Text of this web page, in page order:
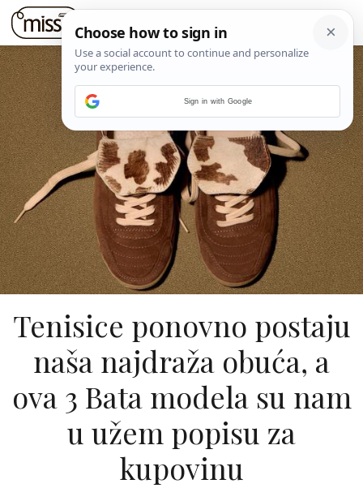
Tenisice ponovno postaju
naša najdraža obuća, a
ova 3 Bata modela su nam
u užem popisu za
kupovinu
Sign in with Google